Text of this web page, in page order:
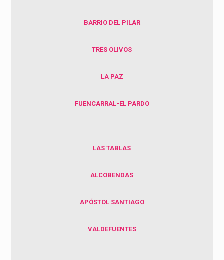
BARRIO DEL PILAR
TRES OLIVOS
LA PAZ
FUENCARRAL-EL PARDO
LAS TABLAS
ALCOBENDAS
APÓSTOL SANTIAGO
VALDEFUENTES